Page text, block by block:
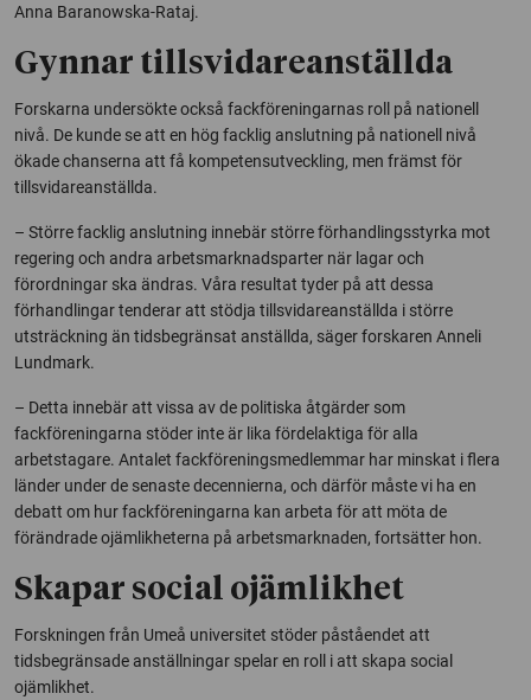
Anna Baranowska-Rataj.
Gynnar tillsvidareanställda
Forskarna undersökte också fackföreningarnas roll på nationell
nivå. De kunde se att en hög facklig anslutning på nationell nivå
ökade chanserna att få kompetensutveckling, men främst för
tillsvidareanställda.
– Större facklig anslutning innebär större förhandlingsstyrka mot
regering och andra arbetsmarknadsparter när lagar och
förordningar ska ändras. Våra resultat tyder på att dessa
förhandlingar tenderar att stödja tillsvidareanställda i större
utsträckning än tidsbegränsat anställda, säger forskaren Anneli
Lundmark.
– Detta innebär att vissa av de politiska åtgärder som
fackföreningarna stöder inte är lika fördelaktiga för alla
arbetstagare. Antalet fackföreningsmedlemmar har minskat i flera
länder under de senaste decennierna, och därför måste vi ha en
debatt om hur fackföreningarna kan arbeta för att möta de
förändrade ojämlikheterna på arbetsmarknaden, fortsätter hon.
Skapar social ojämlikhet
Forskningen från Umeå universitet stöder påståendet att
tidsbegränsade anställningar spelar en roll i att skapa social
ojämlikhet.